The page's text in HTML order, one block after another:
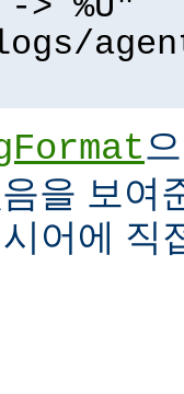
을 보여
어에 직